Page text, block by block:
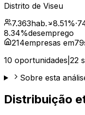
Distrito de Viseu
7.363hab. 8.51%·
8.34%desemprego
214empresas em79
10 oportunidades 22
Sobre esta
Distribuição